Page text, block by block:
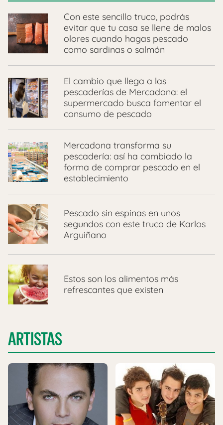
Con este sencillo truco, podrás
evitar que tu casa se llene de malos
olores cuando hagas pescado
como sardinas o salmón
El cambio que llega a las
pescaderías de Mercadona: el
supermercado busca fomentar el
consumo de pescado
Mercadona transforma su
pescadería: así ha cambiado la
forma de comprar pescado en el
establecimiento
Pescado sin espinas en unos
segundos con este truco de Karlos
Arguiñano
Estos son los alimentos más
refrescantes que existen
ARTISTAS